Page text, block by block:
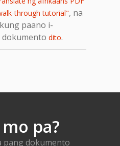
through tutorial", na
paano i-
dito.
pa?
pang dokumento